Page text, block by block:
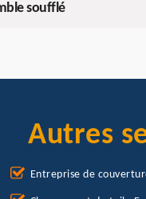
soufflé
Autres
Entreprise de